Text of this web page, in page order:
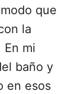
que
la
En mi
baño y
en esos